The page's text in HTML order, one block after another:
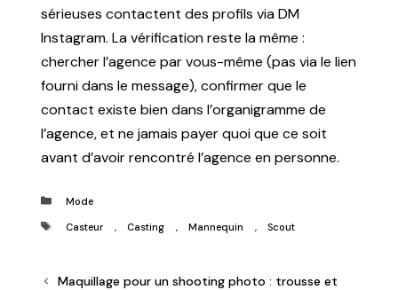
sérieuses contactent des profils via DM
Instagram. La vérification reste la même :
chercher l’agence par vous-même (pas via le lien
fourni dans le message), confirmer que le
contact existe bien dans l’organigramme de
l’agence, et ne jamais payer quoi que ce soit
avant d’avoir rencontré l’agence en personne.
Catégories
Mode
Étiquettes
Casteur , Casting , Mannequin , Scout
Maquillage pour un shooting photo : trousse et